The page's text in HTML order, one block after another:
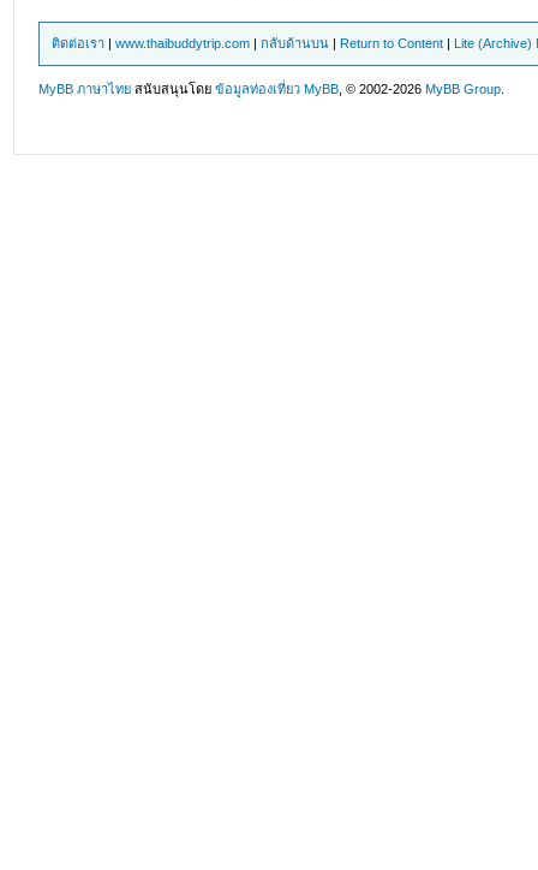
ติดต่อเรา |www.thaibuddytrip.com |กลับด้านบน | Return to Content | Lite (Archive)
MyBB ภาษาไทย สนับสนุนโดยข้อมูลท่องเที่ยว MyBB , © 2002-2026MyBB Group